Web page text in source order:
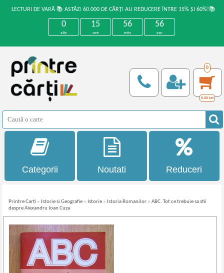
LECTURI DE VARĂ 📚 ASTĂZI 60.000 DE CĂRȚI AU REDUCERE ÎNTRE 15% ȘI 60%!📚
0
zile
15
ore
56
min
55
sec
0
0,00 Lei
Categorii Noutati Reduceri
Printre Carti » Istorie si Geografie » Istorie » Istoria Romanilor »ABC. Tot ce trebuie sa stii
despre Alexandru Ioan Cuza